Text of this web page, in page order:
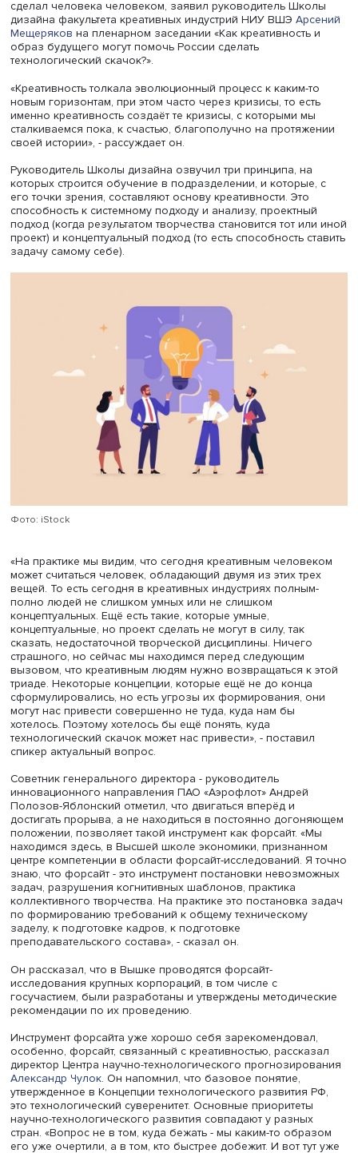
В НИУ ВШЭ прошла III ежегодная научно-практическая
конференция «Инноватика и предпринимательство:
практика». Организатором мероприятия выступает
инноватики и предпринимательства НИУ ВШЭ. Темой
технологического развития". Именно креативный
сделал человека человеком, заявил руководитель
дизайна факультета креативных индустрий НИУ ВШЭ
Мещеряков на пленарном заседании «Как
образ будущего могут помочь России сделать
технологический скачок?».
«Креативность толкала эволюционный процесс к каким-
новым горизонтам, при этом часто через кризисы, то
именно креативность создаёт те кризисы, с которыми
сталкиваемся пока, к счастью, благополучно на
своей истории», - рассуждает он.
которых строится обучение в подразделении, и
его точки зрения, составляют основу креативности. Это
способность к системному подходу и анализу,
подход (когда результатом творчества становится тот
проект) и концептуальный подход (то есть способность
задачу самому себе).
Фото: iStock
«На практике мы видим, что сегодня креативным
может считаться человек, обладающий двумя из этих
вещей. То есть сегодня в креативных индустриях
полно людей не слишком умных или не слишком
концептуальных. Ещё есть такие, которые умные,
концептуальные, но проект сделать не могут в силу, так
сказать, недостаточной творческой дисциплины.
страшного, но сейчас мы находимся перед следующим
вызовом, что креативным людям нужно возвращаться
триаде. Некоторые концепции, которые ещё не до
сформулировались, но есть угрозы их формирования,
могут нас привести совершенно не туда, куда нам бы
хотелось. Поэтому хотелось бы ещё понять, куда
технологический скачок может нас привести», -
Советник генерального директора - руководитель
инновационного направления ПАО «Аэрофлот» Андрей
Полозов-Яблонский отметил, что двигаться вперёд и
достигать прорыва, а не находиться в постоянно
положении, позволяет такой инструмент как форсайт.
находимся здесь, в Высшей школе экономики,
центре компетенции в области форсайт-исследований.
знаю, что форсайт - это инструмент постановки
задач, разрушения когнитивных шаблонов, практика
коллективного творчества. На практике это
по формированию требований к общему техническому